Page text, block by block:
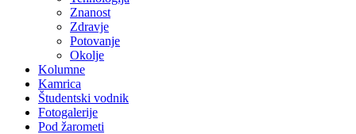
Znanost
Zdravje
Potovanje
Okolje
Kolumne
Kamrica
Študentski vodnik
Fotogalerije
Pod žarometi